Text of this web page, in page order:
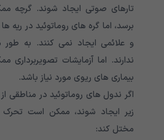
تارهای صوتی ایجاد شوند. گرچه
برسد، اما گره های روماتوئید در ریه
و علائمی ایجاد نمی کنند. به طور
ندارند. اما آزمایشات
بیماری های ریوی مورد نیاز باشد.
اگر ندول های روماتوئید در مناطقی
زیر ایجاد شوند، ممکن است تحرک
مختل کند: